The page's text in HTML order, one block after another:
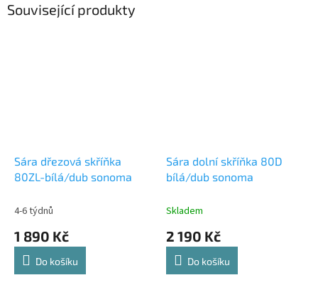
Související produkty
Sára dřezová skříňka
80ZL-bílá/dub sonoma
4-6 týdnů
1 890 Kč
Do košíku
Sára dolní skříňka 80D
bílá/dub sonoma
Skladem
2 190 Kč
Do košíku